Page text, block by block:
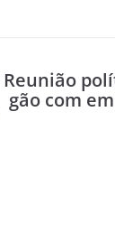
Reunião
gão com